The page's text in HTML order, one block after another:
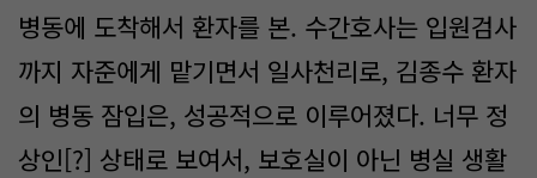
병동에 도착해서 환자를 본. 수간호사는 입원검사
까지 자준에게 맡기면서 일사천리로, 김종수 환자
의 병동 잠입은, 성공적으로 이루어졌다. 너무 정
상인[?] 상태로 보여서, 보호실이 아닌 병실 생활